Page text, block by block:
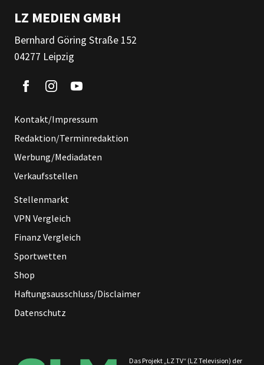
LZ MEDIEN GMBH
Bernhard Göring Straße 152
04277 Leipzig
Kontakt/Impressum
Redaktion/Terminredaktion
Werbung/Mediadaten
Verkaufsstellen
Stellenmarkt
VPN Vergleich
Finanz Vergleich
Sportwetten
Shop
Haftungsausschluss/Disclaimer
Datenschutz
Das Projekt „LZ TV“ (LZ Television) der